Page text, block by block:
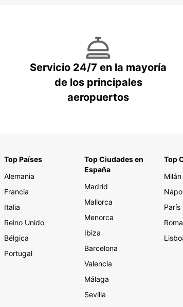
Servicio 24/7 en la mayoría
de los principales
aeropuertos
Top Países
Alemania
Francia
Italia
Reino Unido
Bélgica
Portugal
Top Ciudades en
España
Madrid
Mallorca
Menorca
Ibiza
Barcelona
Valencia
Málaga
Sevilla
Top
Milán
París
Roma